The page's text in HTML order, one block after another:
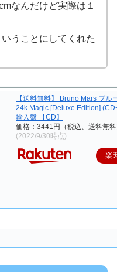
なんだけど実際は１
うことにしてくれた
【送料無料】 Bruno Mars ブル
24k Magic [Deluxe Edition]
輸入盤 【CD】
価格：3441円（税込、送料無
(2022/9/30時点)
楽